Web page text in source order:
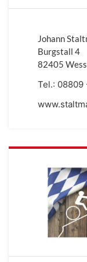
Johann
Burgstall 4
82405
Tel.: 08809